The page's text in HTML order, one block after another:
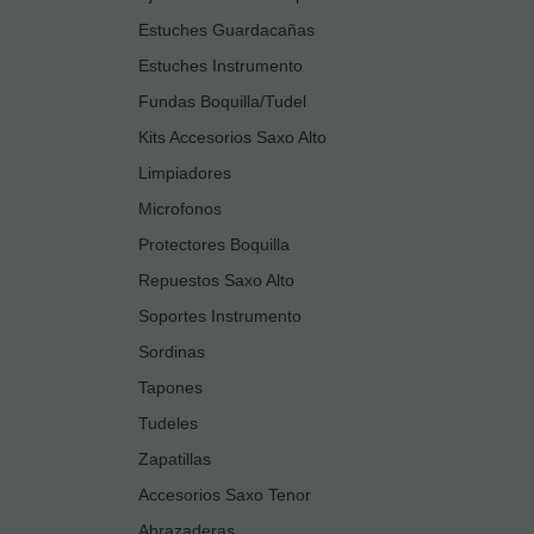
Estuches Guardacañas
Estuches Instrumento
Fundas Boquilla/Tudel
Kits Accesorios Saxo Alto
Limpiadores
Microfonos
Protectores Boquilla
Repuestos Saxo Alto
Soportes Instrumento
Sordinas
Tapones
Tudeles
Zapatillas
Accesorios Saxo Tenor